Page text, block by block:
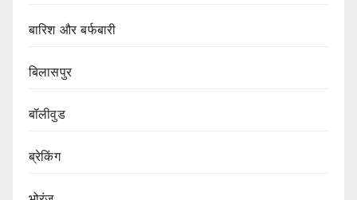
बारिश और बर्फबारी
बिलासपुर
बॉलीवुड
ब्रेकिंग